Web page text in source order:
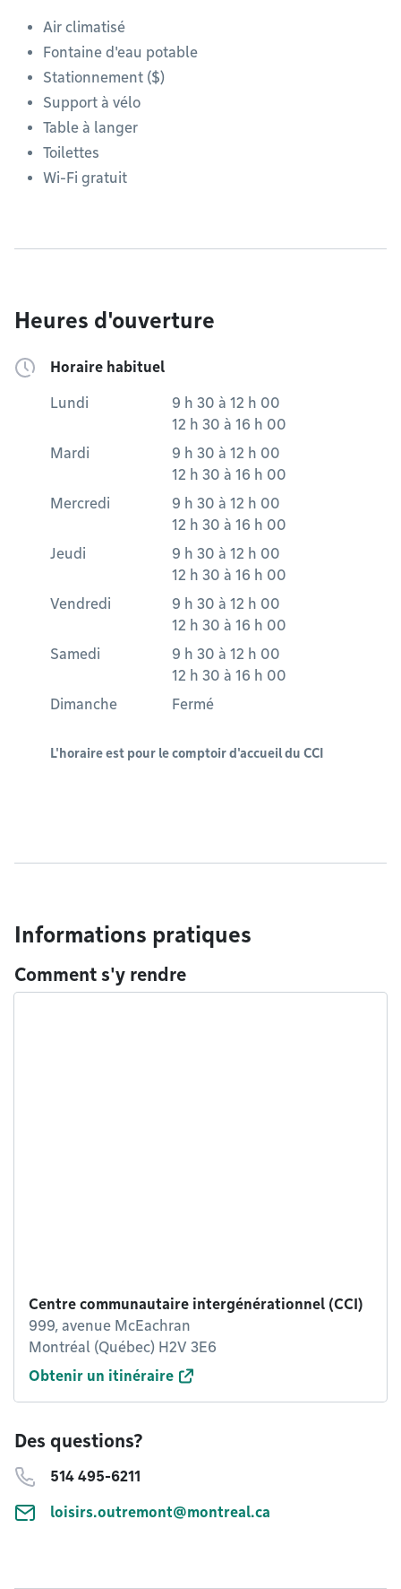
Air climatisé
Fontaine d'eau potable
Stationnement ($)
Support à vélo
Table à langer
Toilettes
Wi-Fi gratuit
Heures d'ouverture
Horaire habituel
Lundi 9 h 30 à 12 h 00
12 h 30 à 16 h 00
Mardi
9 h 30 à 12 h 00
12 h 30 à 16 h 00
Mercredi
9 h 30 à 12 h 00
12 h 30 à 16 h 00
Jeudi
9 h 30 à 12 h 00
12 h 30 à 16 h 00
Vendredi
9 h 30 à 12 h 00
12 h 30 à 16 h 00
Samedi
9 h 30 à 12 h 00
12 h 30 à 16 h 00
Dimanche
Fermé
L'horaire est pour le comptoir d'accueil du CCI
Informations pratiques
Comment s'y rendre
Centre communautaire intergénérationnel (CCI)
999, avenue McEachran
Montréal (Québec) H2V 3E6
Obtenir un itinéraire
Des questions?
514 495-6211
loisirs.outremont@montreal.ca